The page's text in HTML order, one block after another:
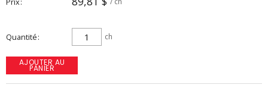
Quantité ch
AJOUTER AU
PANIER